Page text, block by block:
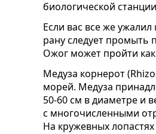
биологической
Если вас все же
рану следует
Ожог может пройти как
Медуза корнерот
морей. Медуза
50-60 см в диаметре и
с многочисленными
На кружевных